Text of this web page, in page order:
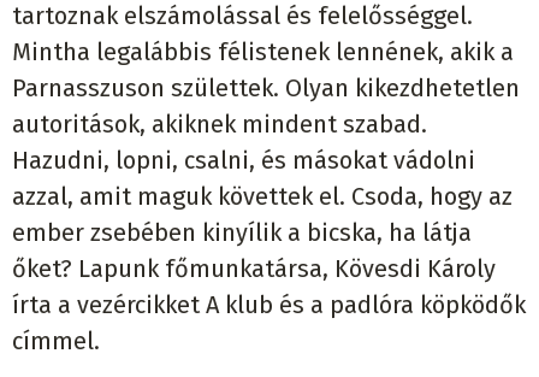
tartoznak elszámolással és felelősséggel.
Mintha legalábbis félistenek lennének, akik a
Parnasszuson születtek. Olyan kikezdhetetlen
autoritások, akiknek mindent szabad.
Hazudni, lopni, csalni, és másokat vádolni
azzal, amit maguk követtek el. Csoda, hogy az
ember zsebében kinyílik a bicska, ha látja
őket? Lapunk főmunkatársa, Kövesdi Károly
írta a vezércikket A klub és a padlóra köpködők
címmel.